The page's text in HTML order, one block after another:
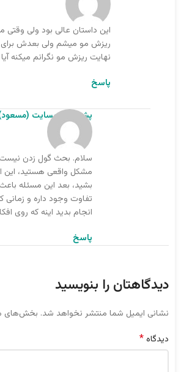
این داستان عالی بود ولی
ریزش مو میشم ولی بعدش برای
نهایت ریزش مو نگرانم میکنه
پاسخ
پشتیبان وبسایت
سلام. بحث گول زدن نیست.
مشکل واقعی هستید، این
بشید، بعد این مسئله
تفاوت وجود داره و
انجام بدید اینه که روی
پاسخ
دیدگاهتان را بنویسید
نشانی ایمیل شما منتشر نخواهد شد. بخش‌های
دیدگاه*